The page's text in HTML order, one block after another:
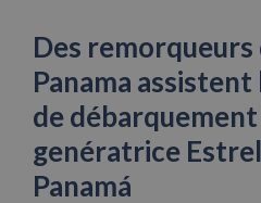
Des remorqueurs
Panama
de
genératrice
Panamá